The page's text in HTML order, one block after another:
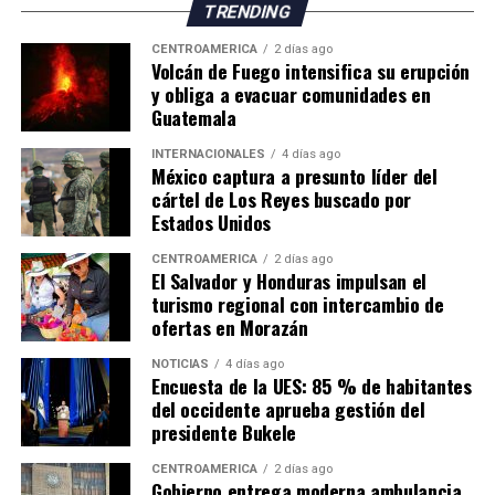
El Canal de Panamá conecta los océanos Atlántico y
Pacífico y moviliza entre el 3 % y el 5 % del comercio
marítimo mundial, por lo que el Gobierno considera
estratégica la ampliación de sus fuentes de
abastecimiento hídrico.
El organismo científico indicó que el aumento en el
número y tamaño de estos flujos de lava representa
actualmente la principal amenaza para las comunidades
asentadas en las cercanías del volcán, por lo que
mantiene un monitoreo permanente de la actividad.
TRENDING
CENTROAMÉRICA 2 días ago
Volcán de Fuego intensifica su erupción
y obliga a evacuar comunidades en
Guatemala
INTERNACIONALES 4 días ago
México captura a presunto líder del
cártel de Los Reyes buscado por
Estados Unidos
CENTROAMÉRICA 2 días ago
El Salvador y Honduras impulsan el
turismo regional con intercambio de
ofertas en Morazán
NOTICIAS 4 días ago
Encuesta de la UES: 85 % de habitantes
del occidente aprueba gestión del
presidente Bukele
CENTROAMÉRICA 2 días ago